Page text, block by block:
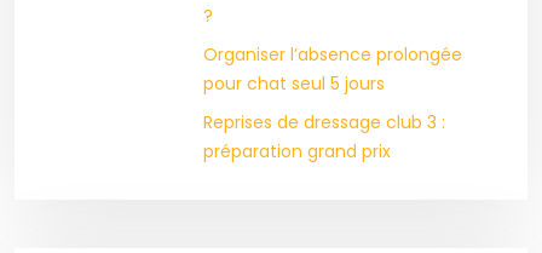
?
Organiser l’absence prolongée
pour chat seul 5 jours
Reprises de dressage club 3 :
préparation grand prix